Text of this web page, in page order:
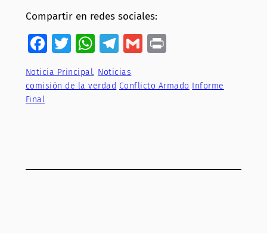
Compartir en redes sociales:
Facebook
Twitter
WhatsApp
Telegram
Gmail
Noticia Principal, Noticias
comisión de la verdad Conflicto Armado Informe
Final